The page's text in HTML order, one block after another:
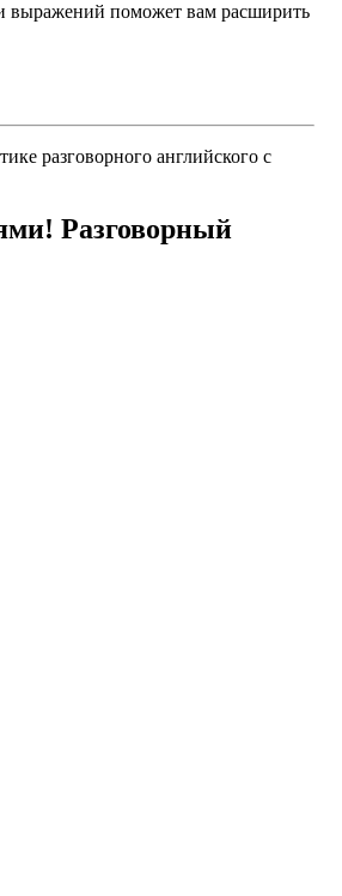
выражений поможет вам расширить
разговорного английского с
Разговорный